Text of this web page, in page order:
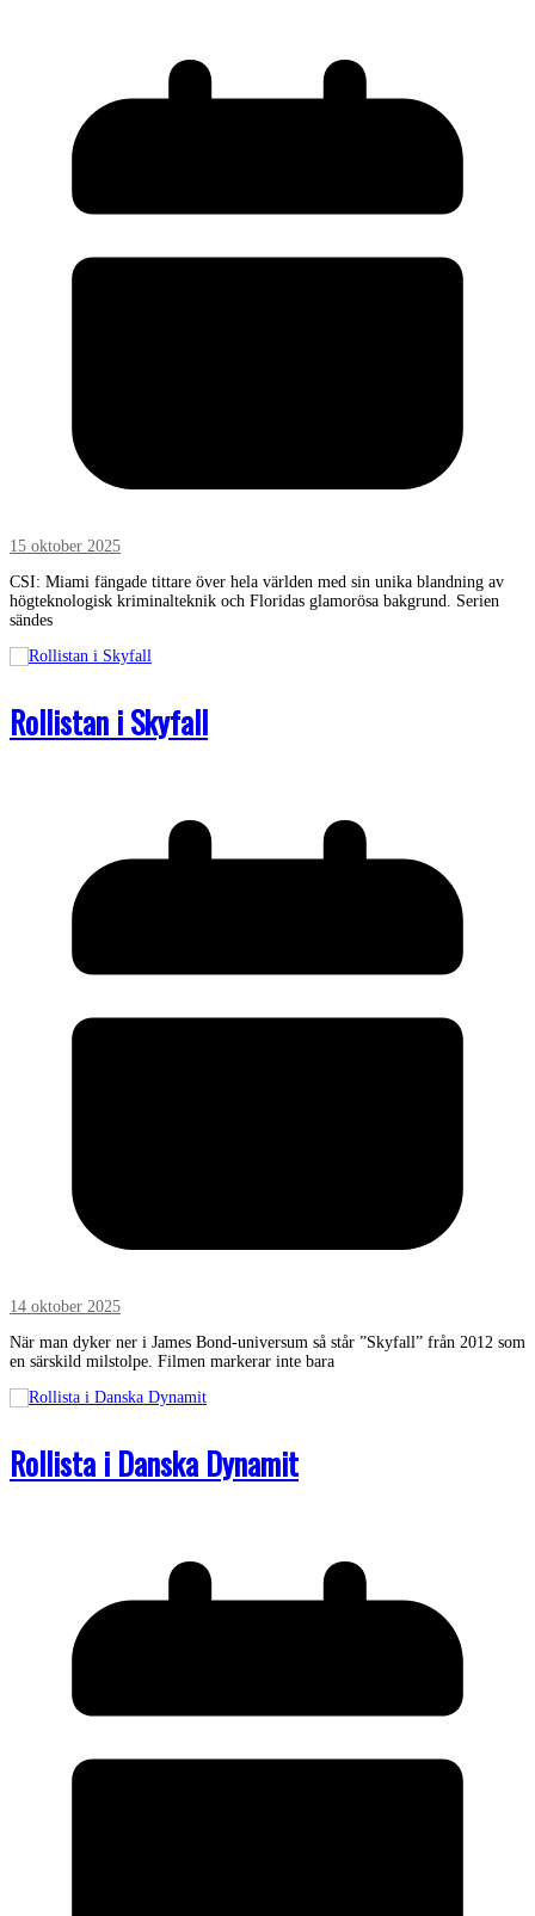
15 oktober 2025
CSI: Miami fängade tittare över hela världen med sin unika blandning av
högteknologisk kriminalteknik och Floridas glamorösa bakgrund. Serien
sändes
Rollistan i Skyfall
14 oktober 2025
När man dyker ner i James Bond-universum så står ”Skyfall” från 2012 som
en särskild milstolpe. Filmen markerar inte bara
Rollista i Danska Dynamit